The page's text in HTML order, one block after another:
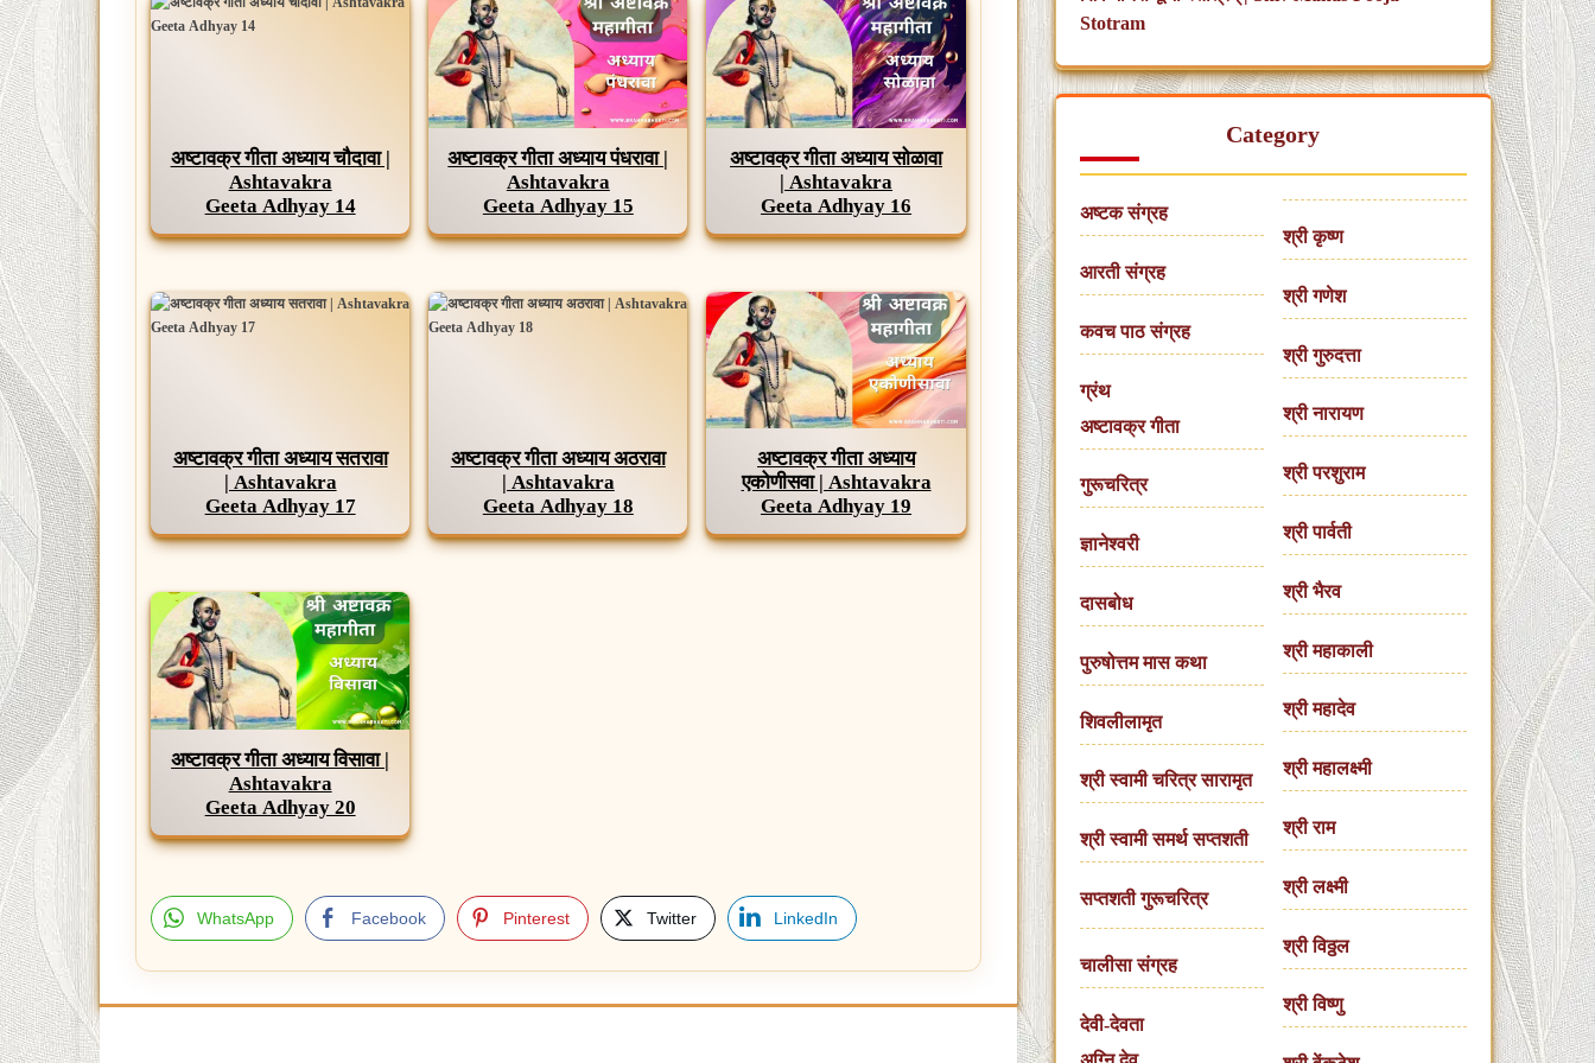
अष्टावक्र गीता अध्याय चौदावा |
Ashtavakra
Geeta Adhyay 14
अष्टावक्र गीता अध्याय पंधरावा |
Ashtavakra
Geeta Adhyay 15
अष्टावक्र गीता अध्याय सोळावा
| Ashtavakra
Geeta Adhyay 16
अष्टावक्र गीता अध्याय सतरावा
| Ashtavakra
Geeta Adhyay 17
अष्टावक्र गीता अध्याय अठरावा
| Ashtavakra
Geeta Adhyay 18
अष्टावक्र गीता अध्याय
एकोणीसवा | Ashtavakra
Geeta Adhyay 19
अष्टावक्र गीता अध्याय विसावा |
Ashtavakra
Geeta Adhyay 20
WhatsApp Facebook Pinterest Twitter LinkedIn
Post
Stotram
Category
अष्टक संग्रह
आरती संग्रह
कवच पाठ संग्रह
ग्रंथ
अष्टावक्र गीता
गुरूचरित्र
ज्ञानेश्वरी
दासबोध
पुरुषोत्तम मास कथा
शिवलीलामृत
श्री स्वामी चरित्र सारामृत
श्री स्वामी समर्थ सप्तशती
सप्तशती गुरूचरित्र
चालीसा संग्रह
देवी-देवता
श्री कृष्ण
श्री गणेश
श्री गुरुदत्ता
श्री नारायण
श्री परशुराम
श्री पार्वती
श्री भैरव
श्री महाकाली
श्री महादेव
श्री महालक्ष्मी
श्री राम
श्री लक्ष्मी
श्री विठ्ठल
श्री विष्णु